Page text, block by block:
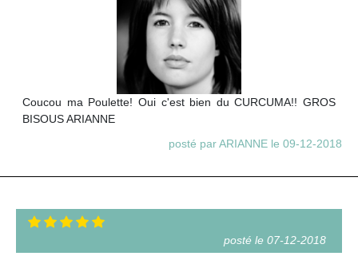
Coucou ma Poulette! Oui c'est bien du CURCUMA!! GROS
BISOUS ARIANNE
posté par ARIANNE le 09-12-2018
posté le 07-12-2018